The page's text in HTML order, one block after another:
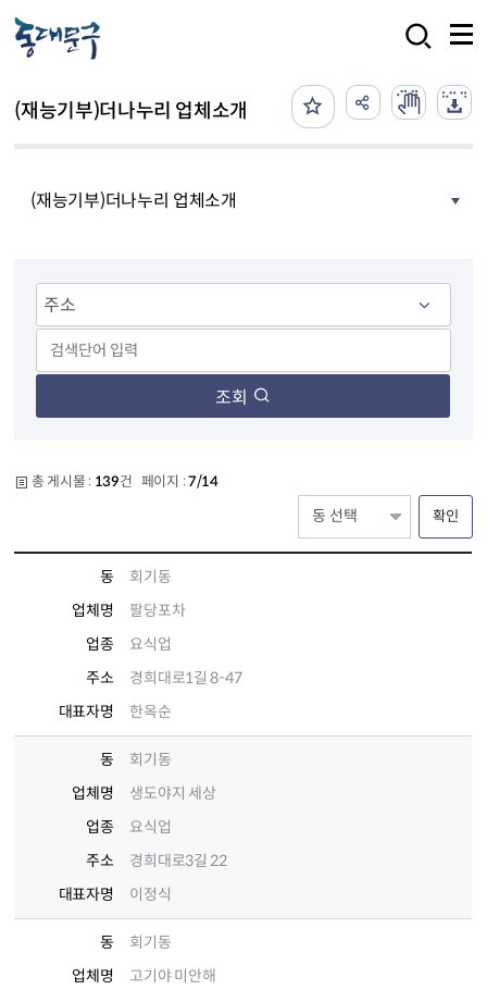
(재능기부)더나누리 업체소개
(재능기부)더나누리 업체소개
조회
총 게시물 : 139건 페이지 :7/14
확인
동
회기동
업체명
팔당포차
업종
요식업
주소
경희대로1길 8-47
대표자명
한옥순
동
회기동
업체명
생도야지 세상
업종
요식업
주소
경희대로3길 22
대표자명
이정식
동
회기동
업체명
고기야 미안해